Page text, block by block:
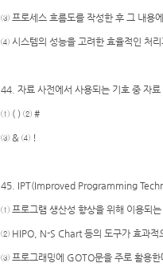
③ 프로세스 흐름도를 작성한 후 그 내용
④ 시스템의 성능을 고려한 효율적인 처리
44. 자료 사전에서 사용되는 기호 중 자
① ( ) ② #
③ & ④ !
45. IPT(Improved Programming
① 프로그램 생산성 향상을 위해 이용되
② HIPO, N-S Chart 등의 도구가 효과적
③ 프로그래밍에 GOTO문을 주로 활용한